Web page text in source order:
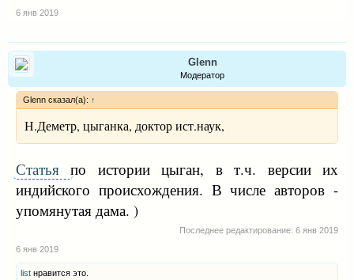
6 янв 2019
Glenn
Модератор
Glenn сказал(а): ↑
Н.Деметр, цыганка, доктор ист.наук,
Статьяпо истории цыган, в т.ч. версии их
индийского происхождения. В числе авторов -
упомянутая дама. )
Последнее редактирование: 6 янв 2019
6 янв 2019
list нравится это.